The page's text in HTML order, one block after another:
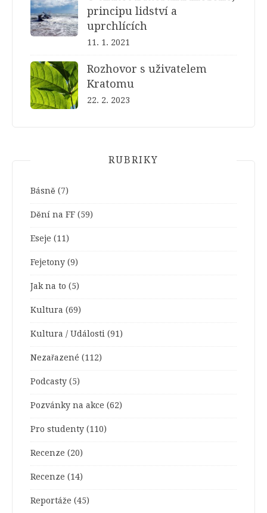
principu lidství a
uprchlících
11. 1. 2021
Rozhovor s uživatelem
Kratomu
22. 2. 2023
RUBRIKY
Básně (7)
Dění na FF (59)
Eseje (11)
Fejetony (9)
Jak na to (5)
Kultura (69)
Kultura / Události (91)
Nezařazené (112)
Podcasty (5)
Pozvánky na akce (62)
Pro studenty (110)
Recenze (20)
Recenze (14)
Reportáže (45)